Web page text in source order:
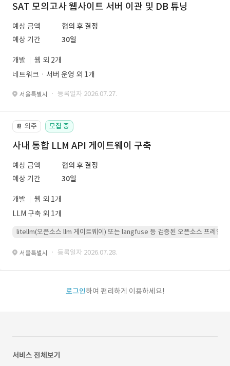
SAT 모의고사 웹사이트 서버 이관 및 DB 튜닝
예상 금액
협의 후 결정
예상 기간
30일
개발
웹 외 2개
네트워크ㆍ서버 운영 외 1개
서울특별시 · 등록일자 2026.07.27.
📔 외주 모집 중
사내 통합 LLM API 게이트웨이 구축
예상 금액
협의 후 결정
예상 기간
30일
개발
웹 외 1개
LLM 구축 외 1개
litellm(오픈소스 llm 게이트웨이) 또는 langfuse 등 검증된 오픈소스 프레임워
서울특별시 · 등록일자 2026.07.28.
로그인하여 편리하게 이용하세요!
서비스 전체보기